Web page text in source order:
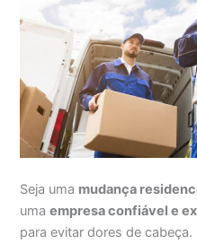
Seja uma mudança
umaempresa confiável e
para evitar dores de cabeça.